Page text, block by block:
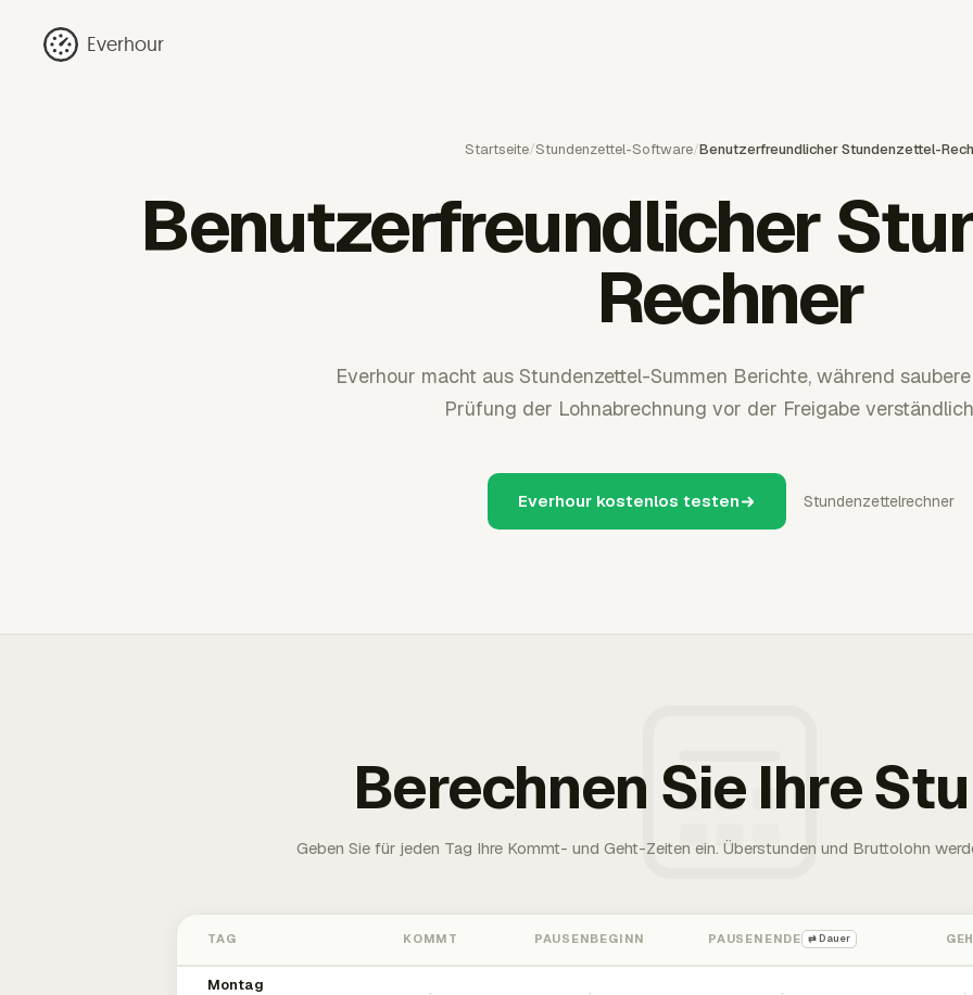
Everhour
Startseite/Stundenzettel-Software/Benutzerfreundlicher Stundenzettel-
Benutzerfreundlicher
Rechner
Everhour macht aus Stundenzettel-Summen Berichte, während
Prüfung der Lohnabrechnung vor der Freigabe
Everhour kostenlos testen Stundenzettelrechner
Berechnen Sie Ihre
Geben Sie für jeden Tag Ihre Kommt- und Geht-Zeiten ein. Überstunden und Bruttolohn
TAG KOMMT PAUSENBEGINN PAUSENENDE ⇄ Dauer
Montag